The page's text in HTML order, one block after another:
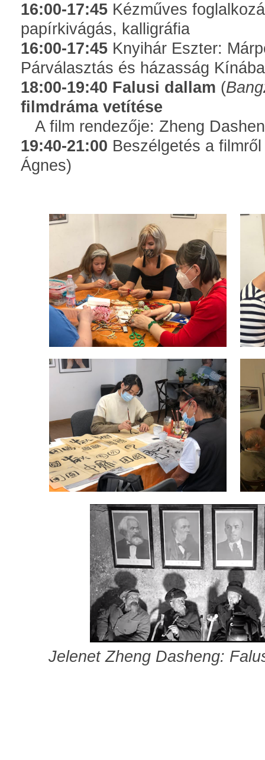
16:00-17:45 Kézműves
papírkivágás, kalligráfia
16:00-17:45 Knyihár Eszter:
Párválasztás és házasság
18:00-19:40 Falusi dallam (
filmdráma vetítése
A film rendezője: Zheng
19:40-21:00 Beszélgetés a
Ágnes)
Jelenet Zheng Dasheng: